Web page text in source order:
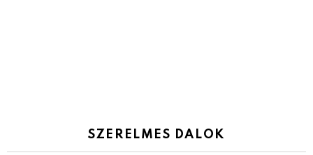
SZERELMES DALOK